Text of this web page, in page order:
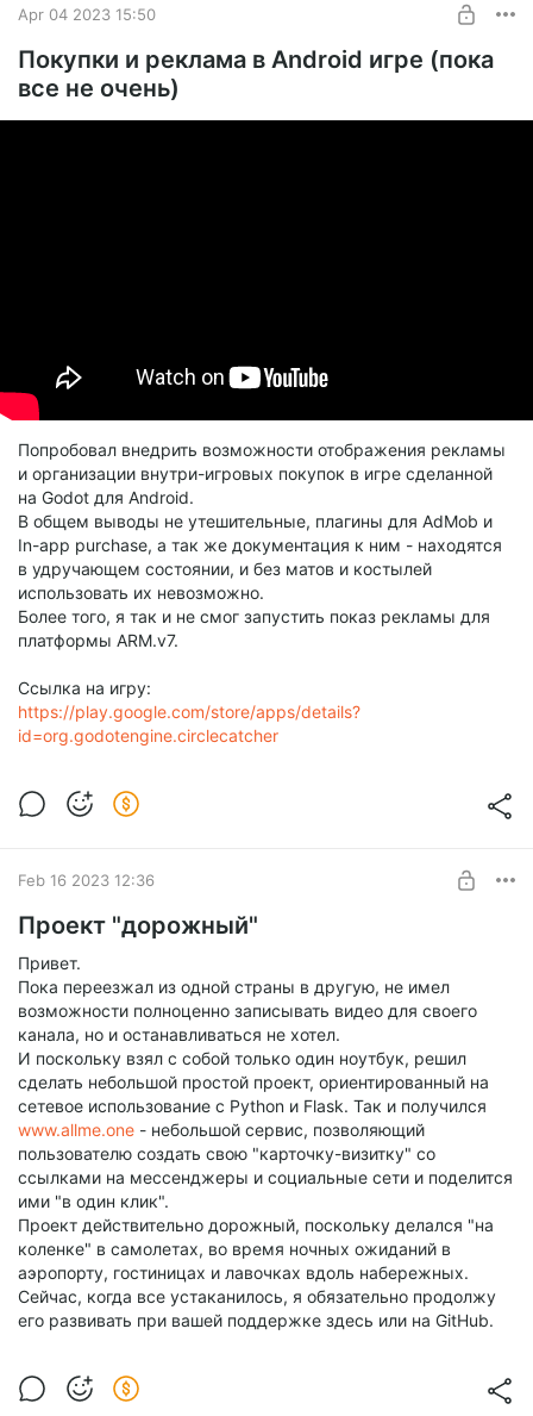
Apr 04 2023 15:50
Покупки и реклама в Android игре (пока
все не очень)
Попробовал внедрить возможности отображения рекламы
и организации внутри-игровых покупок в игре сделанной
на Godot для Android.
В общем выводы не утешительные, плагины для AdMob и
In-app purchase, а так же документация к ним - находятся
в удручающем состоянии, и без матов и костылей
использовать их невозможно.
Более того, я так и не смог запустить показ рекламы для
платформы ARM.v7.
Ссылка на игру:
https://play.google.com/store/apps/details?
id=org.godotengine.circlecatcher
Feb 16 2023 12:36
Проект "дорожный"
Привет.
Пока переезжал из одной страны в другую, не имел
возможности полноценно записывать видео для своего
канала, но и останавливаться не хотел.
И поскольку взял с собой только один ноутбук, решил
сделать небольшой простой проект, ориентированный на
сетевое использование c Python и Flask. Так и получился
www.allme.one - небольшой сервис, позволяющий
пользователю создать свою "карточку-визитку" со
ссылками на мессенджеры и социальные сети и поделится
ими "в один клик".
Проект действительно дорожный, поскольку делался "на
коленке" в самолетах, во время ночных ожиданий в
аэропорту, гостиницах и лавочках вдоль набережных.
Сейчас, когда все устаканилось, я обязательно продолжу
его развивать при вашей поддержке здесь или на GitHub.